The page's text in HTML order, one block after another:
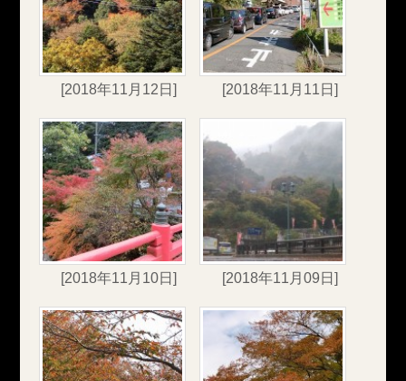
[2018年11月12日] [2018年11月11日]
[2018年11月10日] [2018年11月09日]